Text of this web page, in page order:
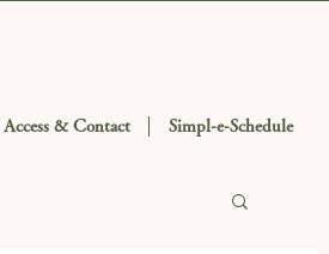
Access & Contact Simpl-e-Schedule